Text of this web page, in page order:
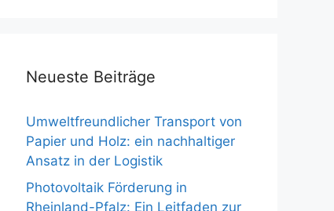
Neueste Beiträge
Umweltfreundlicher Transport von
Papier und Holz: ein nachhaltiger
Ansatz in der Logistik
Photovoltaik Förderung in
Rheinland-Pfalz: Ein Leitfaden zur